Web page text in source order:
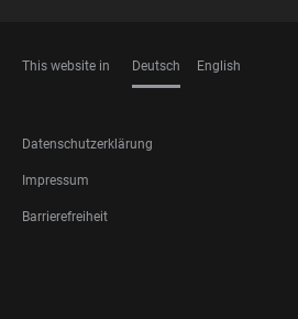
This website in Deutsch English
FOOTER
LEGAL
Datenschutzerklärung
Impressum
Barrierefreiheit